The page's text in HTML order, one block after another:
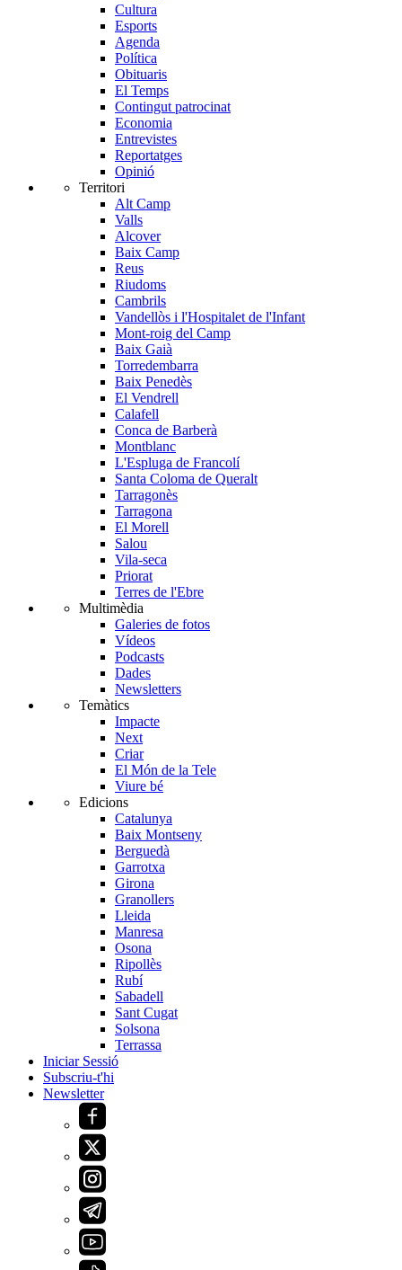
Cultura
Esports
Agenda
Política
Obituaris
El Temps
Contingut patrocinat
Economia
Entrevistes
Reportatges
Opinió
Territori
Alt Camp
Valls
Alcover
Baix Camp
Reus
Riudoms
Cambrils
Vandellòs i l'Hospitalet de l'Infant
Mont-roig del Camp
Baix Gaià
Torredembarra
Baix Penedès
El Vendrell
Calafell
Conca de Barberà
Montblanc
L'Espluga de Francolí
Santa Coloma de Queralt
Tarragonès
Tarragona
El Morell
Salou
Vila-seca
Priorat
Terres de l'Ebre
Multimèdia
Galeries de fotos
Vídeos
Podcasts
Dades
Newsletters
Temàtics
Impacte
Next
Criar
El Món de la Tele
Viure bé
Edicions
Catalunya
Baix Montseny
Berguedà
Garrotxa
Girona
Granollers
Lleida
Manresa
Osona
Ripollès
Rubí
Sabadell
Sant Cugat
Solsona
Terrassa
Iniciar Sessió
Subscriu-t'hi
Newsletter